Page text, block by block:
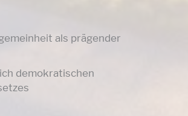
als prägender
demokratischen